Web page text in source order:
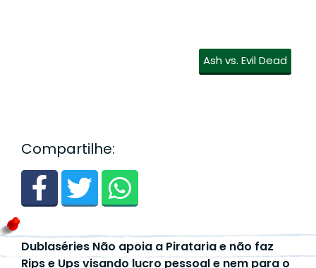
Ash vs. Evil Dead
Compartilhe:
Dublaséries Não apoia a Pirataria e não faz
Rips e Ups visando lucro pessoal e nem para o